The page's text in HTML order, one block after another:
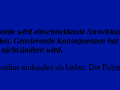
wird einschneidende
Gravierende Konsequenzen
ändern wird.
einkaufen als bisher. Die